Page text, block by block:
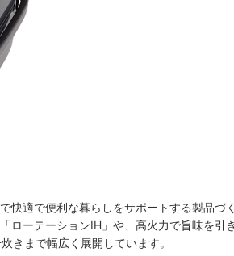
快適で便利な暮らしをサポートする製品づ
ローテーションIH」や、高火力で旨味を引
きまで幅広く展開しています。